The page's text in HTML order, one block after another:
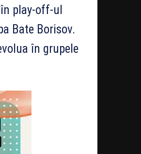
play-off-ul
Bate Borisov.
în grupele